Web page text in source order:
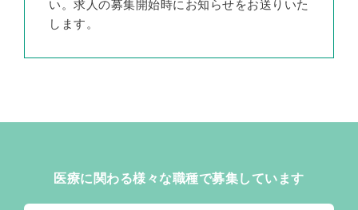
い。求人の募集開始時にお知らせをお送りいた
します。
医療に関わる様々な職種で募集しています